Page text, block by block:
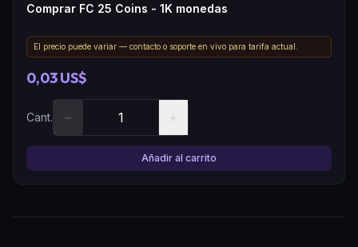
Comprar FC 25 Coins - 1K monedas
El precio puede variar — contacto o soporte en vivo para tarifa actual.
0,03 US$
Cant. − +
Añadir al carrito